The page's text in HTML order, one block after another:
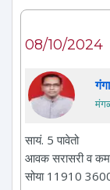
08/10/2024
सायं. 5 पावेतो
आवक सरासरी व
सोया 11910